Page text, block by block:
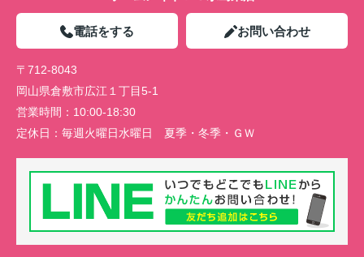
電話をする お問い合わせ
〒712-8043
岡山県倉敷市広江１丁目5-1
営業時間： 10:00-18:30
定休日： 毎週火曜日水曜日 夏季・冬季・ＧＷ